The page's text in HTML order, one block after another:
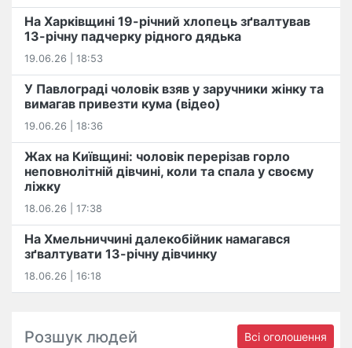
На Харківщині 19-річний хлопець​ ️зґвалтував
13-річну падчерку рідного дядька
19.06.26 | 18:53
У Павлограді чоловік взяв у заручники жінку та
вимагав привезти кума (відео)
19.06.26 | 18:36
Жах на Київщині: чоловік перерізав горло
неповнолітній дівчині, коли та спала у своєму
ліжку
18.06.26 | 17:38
На Хмельниччині далекобійник намагався
зґвалтувати 13-річну дівчинку
18.06.26 | 16:18
Розшук людей Всі оголошення